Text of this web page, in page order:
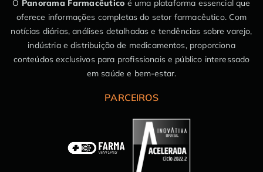
O Panorama Farmacêutico é uma plataforma essencial que
oferece informações completas do setor farmacêutico. Com
notícias diárias, análises detalhadas e tendências sobre varejo,
indústria e distribuição de medicamentos, proporciona
conteúdos exclusivos para profissionais e público interessado
em saúde e bem-estar.
PARCEIROS